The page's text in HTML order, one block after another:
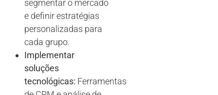
segmentar o mercado
e definir estratégias
personalizadas para
cada grupo.
Implementar
soluções
tecnológicas: Ferramentas